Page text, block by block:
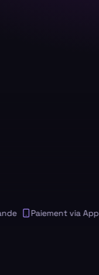
Paiement via Apple